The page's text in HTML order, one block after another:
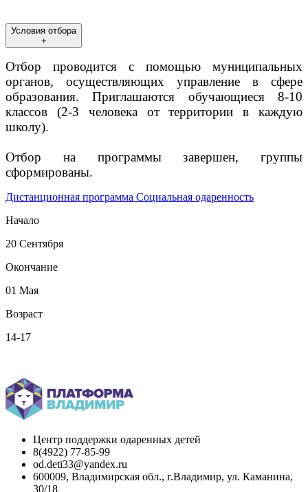
Условия отбора
+
Отбор проводится с помощью муниципальных
органов, осуществляющих управление в сфере
образования. Приглашаются обучающиеся 8-10
классов (2-3 человека от территории в каждую
школу).
Отбор на программы завершен, группы
сформированы.
Дистанционная программа Социальная одаренность
Начало
20 Сентября
Окончание
01 Мая
Возраст
14-17
Центр поддержки одаренных детей
8(4922) 77-85-99
od.deti33@yandex.ru
600009, Владимирская обл., г.Владимир, ул. Каманина,
30/18